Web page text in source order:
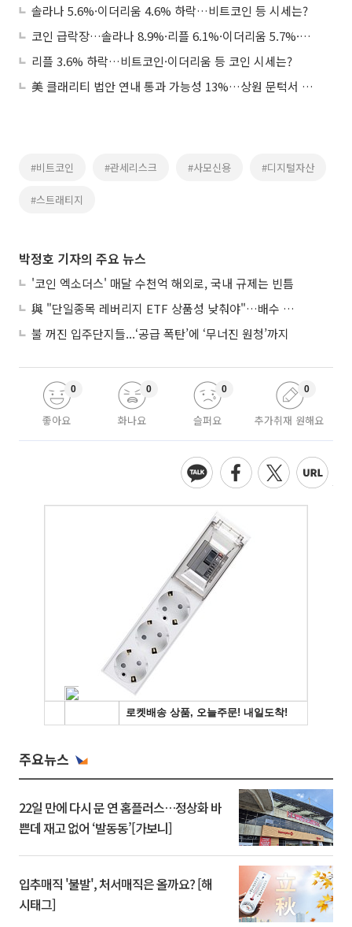
솔라나 5.6%·이더리움 4.6% 하락…비트코인 등 시세는?
코인 급락장…솔라나 8.9%·리플 6.1%·이더리움 5.7%·비트코인 4.7% 하락
리플 3.6% 하락…비트코인·이더리움 등 코인 시세는?
美 클래리티 법안 연내 통과 가능성 13%…상원 문턱서 제동
#비트코인 #관세리스크 #사모신용 #디지털자산
#스트래티지
박정호 기자의 주요 뉴스
'코인 엑소더스' 매달 수천억 해외로, 국내 규제는 빈틈
與 "단일종목 레버리지 ETF 상품성 낮춰야"…배수 조정안도 거론
불 꺼진 입주단지들...‘공급 폭탄’에 ‘무너진 원청’까지
좋아요
0
화나요
0
슬퍼요
0
추가취재 원해요
0
주요뉴스
22일 만에 다시 문 연 홈플러스…정상화 바
쁜데 재고 없어 ‘발동동’[가보니]
입추매직 '불발', 처서매직은 올까요? [해
시태그]